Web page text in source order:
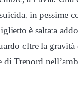
in pessime
è saltata
oltre la gravità
di Trenord